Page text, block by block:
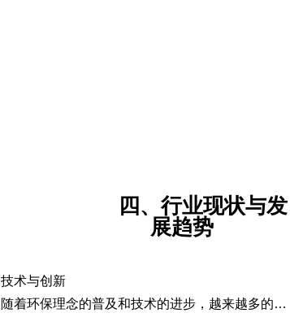
四、行业现状与发
展趋势
技术与创新
随着环保理念的普及和技术的进步，越来越多的酒店开始采用循环利用模式。例如，洲际酒店集团通过咖啡胶囊回收计划实现了38%的平均回收率。